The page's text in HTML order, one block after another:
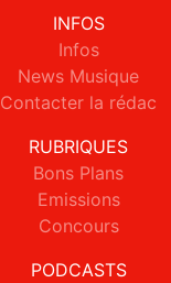
INFOS
Infos
News Musique
Contacter la rédac
RUBRIQUES
Bons Plans
Emissions
Concours
PODCASTS